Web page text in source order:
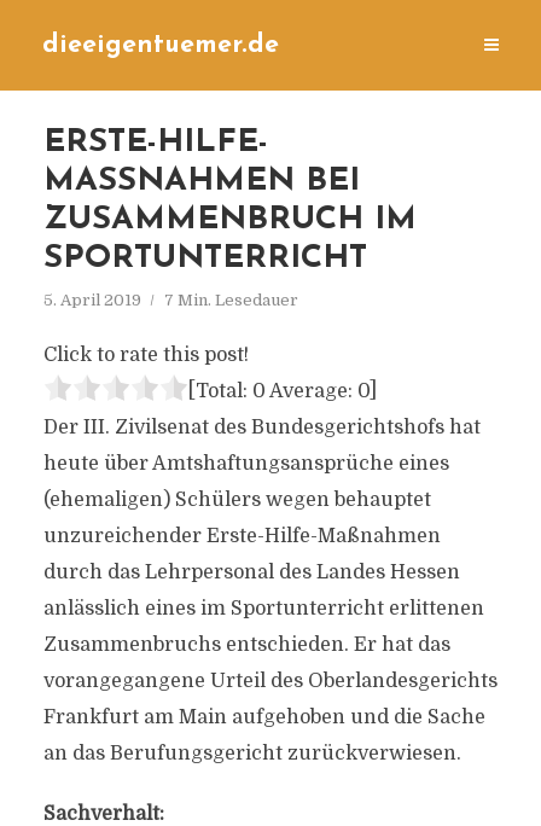
dieeigentuemer.de
ERSTE-HILFE-
MASSNAHMEN BEI Z
USAMMENBRUCH IM S
PORTUNTERRICHT
5. April 2019 7 Min. Lesedauer
Click to rate this post!
[Total: 0 Average: 0]
Der III. Zivilsenat des Bundesgerichtshofs hat
heute über Amtshaftungsansprüche eines
(ehemaligen) Schülers wegen behauptet
unzureichender Erste-Hilfe-Maßnahmen
durch das Lehrpersonal des Landes Hessen
anlässlich eines im Sportunterricht erlittenen
Zusammenbruchs entschieden. Er hat das
vorangegangene Urteil des Oberlandesgerichts
Frankfurt am Main aufgehoben und die Sache
an das Berufungsgericht zurückverwiesen.
Sachverhalt: